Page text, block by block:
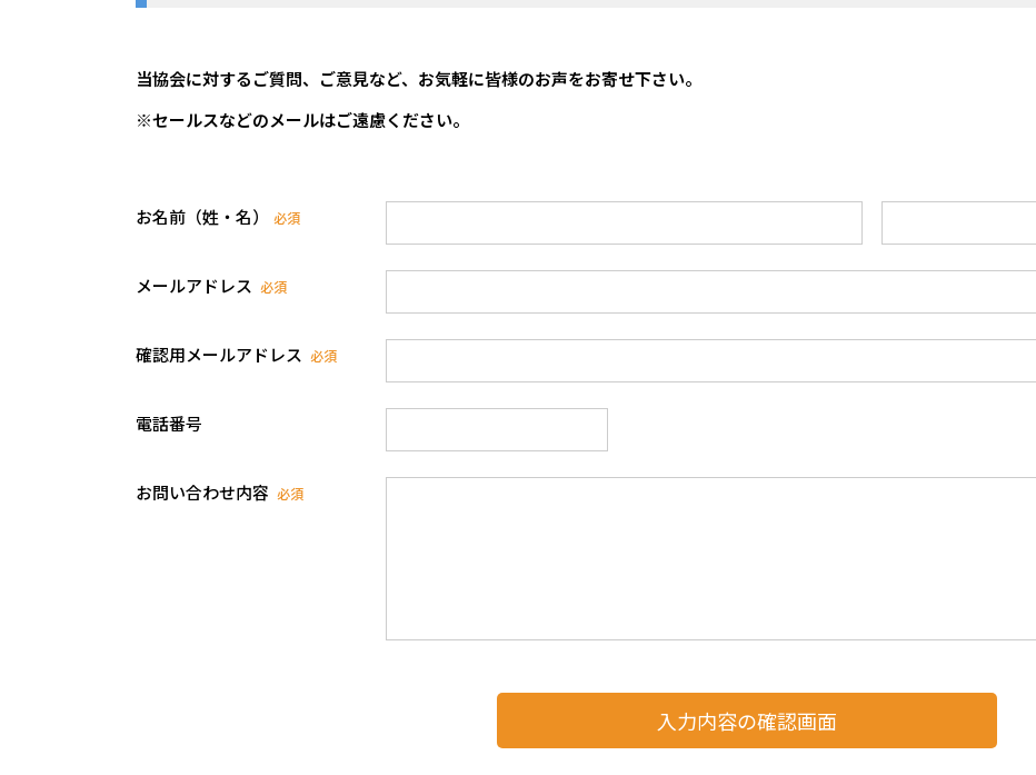
当協会に対するご質問、ご意見など、お気軽に皆様のお声をお寄せ下さい。
※セールスなどのメールはご遠慮ください。
お名前（姓・名） 必須
メールアドレス 必須
確認用メールアドレス 必須
電話番号
お問い合わせ内容 必須